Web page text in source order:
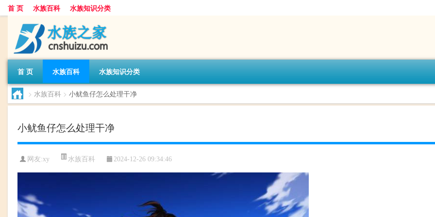
首 页 水族百科 水族知识分类
首 页 水族百科 水族知识分类
> 水族百科 > 小鱿鱼仔怎么处理干净
小鱿鱼仔怎么处理干净
网友:xy 水族百科 2024-12-26 09:34:46